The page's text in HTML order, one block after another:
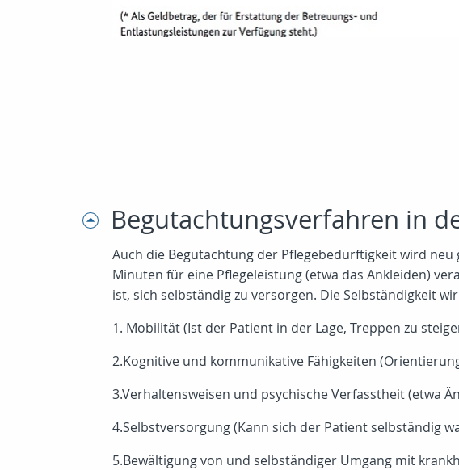
Begutachtungsverfahren in
Auch die Begutachtung der Pflegebedürftigkeit wird
Minuten für eine Pflegeleistung (etwa das Ankleiden)
ist, sich selbständig zu versorgen. Die Selbständigkeit
1. Mobilität (Ist der Patient in der Lage, Treppen zu
2.Kognitive und kommunikative Fähigkeiten
3.Verhaltensweisen und psychische Verfasstheit (etwa
4.Selbstversorgung (Kann sich der Patient selbständig
5.Bewältigung von und selbständiger Umgang mit